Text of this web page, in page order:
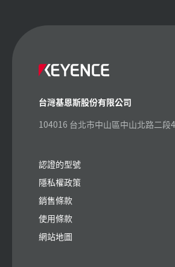
台灣基恩斯股份有限公司
104016 台北市中山區中山北路二段
認證的型號
隱私權政策
銷售條款
使用條款
網站地圖